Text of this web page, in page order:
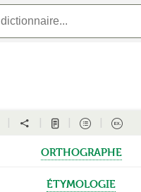
orthographe
étymologie